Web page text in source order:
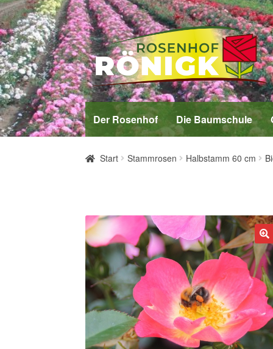
Zur
Navigation
springen
Zum
Inhalt
springen
Der Rosenhof Die Baumschule
Start Stammrosen Halbstamm 60 cm